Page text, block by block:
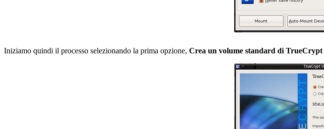
Iniziamo quindi il processo selezionando la prima opzione, Crea un volume standard di TrueCrypt